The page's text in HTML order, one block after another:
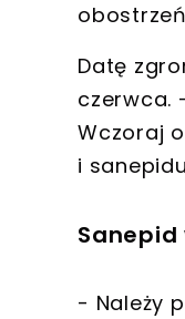
Datę
czerwca.
Wczoraj
i sanepidu
Sanepid
- Należy